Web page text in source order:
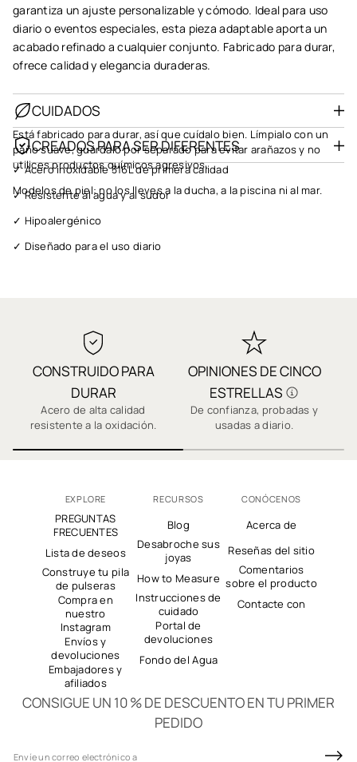
garantiza un ajuste personalizable y cómodo. Ideal para uso
diario o eventos especiales, esta pieza adaptable aporta un
acabado refinado a cualquier conjunto. Fabricado para durar,
ofrece calidad y elegancia duraderas.
CUIDADOS
Está fabricado para durar, así que cuídalo bien. Límpialo con un
paño suave, guárdalo por separado para evitar arañazos y no
utilices productos químicos agresivos.
Modelos de piel: no los lleves a la ducha, a la piscina ni al mar.
CREADOS PARA SER DIFERENTES
✓ Acero inoxidable 316L de primera calidad
✓ Resistente al agua y al sudor
✓ Hipoalergénico
✓ Diseñado para el uso diario
✓ Calidad en la que puedes confiar
✓ Pago seguro
✓ Miles de reseñas de 5 estrellas
CONSTRUIDO PARA
DURAR
Acero de alta calidad
resistente a la oxidación.
OPINIONES DE CINCO
ESTRELLAS
De confianza, probadas y
usadas a diario.
EXPLORE
PREGUNTAS
FRECUENTES
Lista de deseos
Construye tu pila
de pulseras
Compra en
nuestro
Instagram
Envíos y
devoluciones
Embajadores y
afiliados
RECURSOS
Blog
Desabroche sus
joyas
How to Measure
Instrucciones de
cuidado
Portal de
devoluciones
Fondo del Agua
CONÓCENOS
Acerca de
Reseñas del sitio
Comentarios
sobre el producto
Contacte con
CONSIGUE UN 10 % DE DESCUENTO EN TU PRIMER
PEDIDO